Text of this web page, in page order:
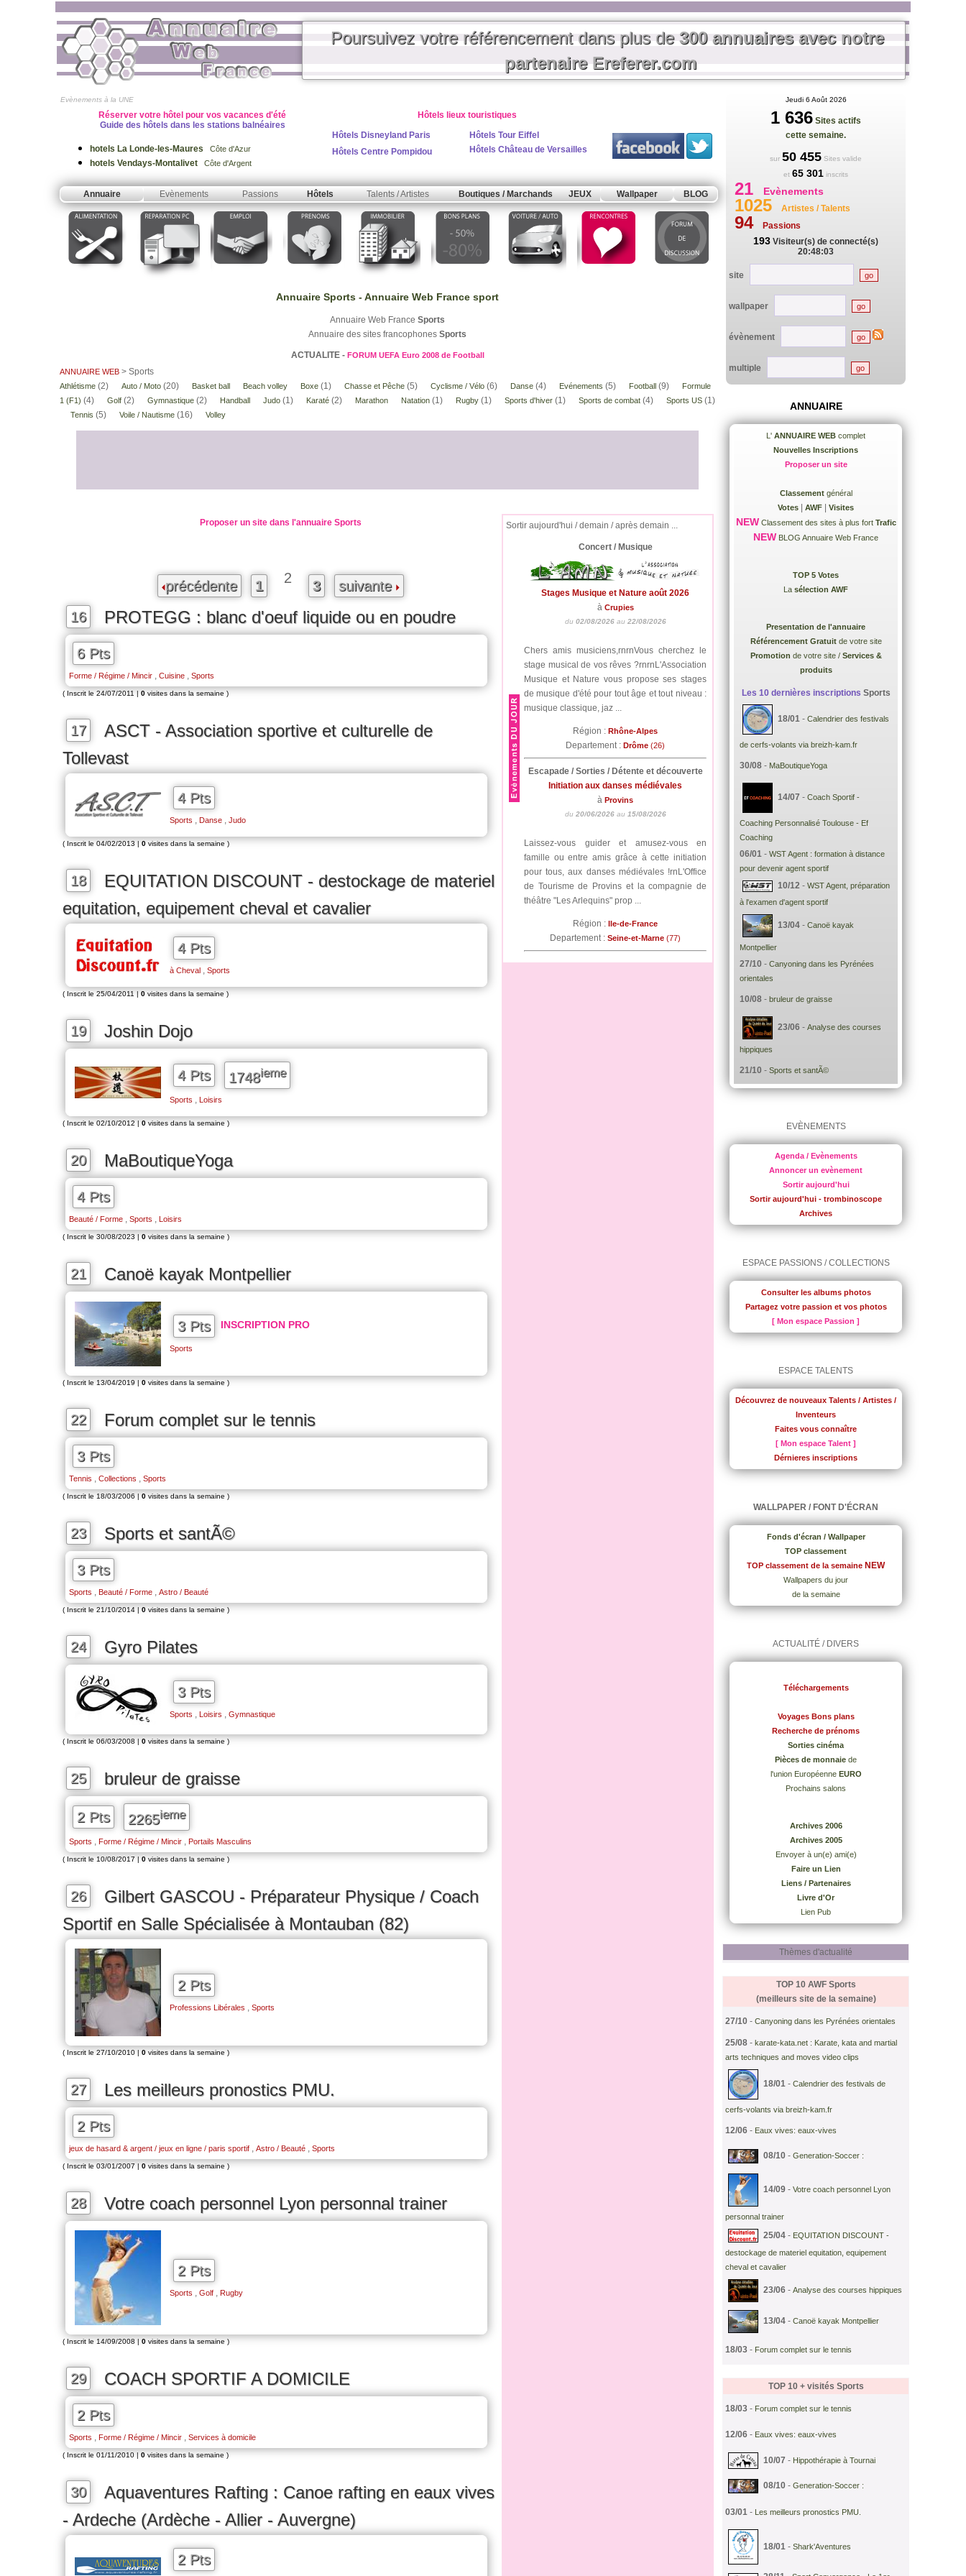
Poursuivez votre référencement dans plus de300 annuaires avec notre
partenaire Ereferer.com
Evènements à la UNE
Réserver votre hôtel pour vos vacances d'été
Guide des hôtels dans les stations balnéaires
hotels La Londe-les-Maures Côte d'Azur
hotels Vendays-Montalivet Côte d'Argent
Hôtels lieux touristiques
Hôtels Disneyland Paris
Hôtels Tour Eiffel
Hôtels Centre Pompidou
Hôtels Château de Versailles
Annuaire Evènements Passions Hôtels Talents / Artistes Boutiques / Marchands JEUX Wallpaper BLOG
Annuaire Sports - Annuaire Web France sport
Annuaire Web France Sports
Annuaire des sites francophones Sports
ACTUALITE - FORUM UEFA Euro 2008 de Football
ANNUAIRE WEB > Sports
Athlétisme (2) Auto / Moto (20) Basket ball Beach volley Boxe (1) Chasse et Pêche (5) Cyclisme / Vélo (6) Danse (4) Evénements (5) Football (9)
Formule
1 (F1) (4) Golf (2) Gymnastique (2) Handball Judo (1) Karaté (2) Marathon Natation (1) Rugby (1) Sports d'hiver (1) Sports de combat (4) Sports US (1)
Tennis (5) Voile / Nautisme (16) Volley
Proposer un site dans l'annuaire Sports
précédente 1 2 3
suivante
16
PROTEGG : blanc d'oeuf liquide ou en poudre
6 Pts
Forme / Régime / Mincir , Cuisine , Sports
( Inscrit le 24/07/2011 | 0 visites dans la semaine )
17
ASCT - Association sportive et culturelle de
Tollevast
4 Pts
Sports , Danse , Judo
( Inscrit le 04/02/2013 | 0 visites dans la semaine )
18
EQUITATION DISCOUNT - destockage de materiel
equitation, equipement cheval et cavalier
4 Pts
à Cheval , Sports
( Inscrit le 25/04/2011 | 0 visites dans la semaine )
19 Joshin Dojo
4 Pts 1748ieme
Sports Loisirs
( Inscrit le 02/10/2012 | 0 visites dans la semaine )
20 MaBoutiqueYoga
4 Pts
Beauté / Forme , Sports , Loisirs
( Inscrit le 30/08/2023 | 0 visites dans la semaine )
21 Canoë kayak Montpellier
3 Pts INSCRIPTION PRO
Sports
( Inscrit le 13/04/2019 | 0 visites dans la semaine )
22 Forum complet sur le tennis
3 Pts
Tennis , Collections , Sports
( Inscrit le 18/03/2006 | 0 visites dans la semaine )
23 Sports et santÃ©
3 Pts
Sports , Beauté / Forme , Astro / Beauté
( Inscrit le 21/10/2014 | 0 visites dans la semaine )
24 Gyro Pilates
3 Pts
Sports , Loisirs , Gymnastique
( Inscrit le 06/03/2008 | 0 visites dans la semaine )
25 bruleur de graisse
2 Pts 2265ieme
Sports Forme / Régime / Mincir Portails Masculins
( Inscrit le 10/08/2017 | 0 visites dans la semaine )
26
Gilbert GASCOU - Préparateur Physique / Coach
Sportif en Salle Spécialisée à Montauban (82)
2 Pts
Professions Libérales , Sports
( Inscrit le 27/10/2010 | 0 visites dans la semaine )
27 Les meilleurs pronostics PMU.
2 Pts
jeux de hasard & argent / jeux en ligne / paris sportif , Astro / Beauté , Sports
( Inscrit le 03/01/2007 | 0 visites dans la semaine )
28 Votre coach personnel Lyon personnal trainer
2 Pts
Sports , Golf , Rugby
( Inscrit le 14/09/2008 | 0 visites dans la semaine )
29 COACH SPORTIF A DOMICILE
2 Pts
Sports , Forme / Régime / Mincir , Services à domicile
( Inscrit le 01/11/2010 | 0 visites dans la semaine )
30
Aquaventures Rafting : Canoe rafting en eaux vives
- Ardeche (Ardèche - Allier - Auvergne)
2 Pts
Sortir aujourd'hui / demain / après demain ...
Concert / Musique
Stages Musique et Nature août 2026
à Crupies
du 02/08/2026au 22/08/2026
Chers amis musiciens,rnrnVous cherchez le
stage musical de vos rêves ?rnrnL'Association
Musique et Nature vous propose ses stages
de musique d'été pour tout âge et tout niveau :
musique classique, jaz ...
Région : Rhône-Alpes
Departement : Drôme (26)
Escapade / Sorties / Détente et découverte
Initiation aux danses médiévales
à Provins
du 20/06/2026au 15/08/2026
Laissez-vous guider et amusez-vous en
famille ou entre amis grâce à cette initiation
pour tous, aux danses médiévales !rnL'Office
de Tourisme de Provins et la compagnie de
théâtre "Les Arlequins" prop ...
Région : Ile-de-France
Departement : Seine-et-Marne (77)
Jeudi 6 Août 2026
1 636 Sites actifs
cette semaine.
sur 50 455 Sites valide
et 65 301 inscrits
21 Evènements
1025 Artistes / Talents
94 Passions
193 Visiteur(s) de connecté(s)
20:48:03
site
wallpaper
évènement
multiple
ANNUAIRE
L' ANNUAIRE WEB complet
Nouvelles Inscriptions
Proposer un site
Classementgénéral
Votes
AWF Visites
NEWClassement des sites à plus fort Trafic
NEW BLOG Annuaire Web France
TOP 5 Votes
La sélection AWF
Presentation de l'annuaire
Référencement Gratuitde votre site
Promotion de votre site / Services &
produits
Les 10 dernières inscriptions Sports
18/01 - Calendrier des festivals
de cerfs-volants via breizh-kam.fr
30/08 - MaBoutiqueYoga
14/07 - Coach Sportif -
Coaching Personnalisé Toulouse - Ef
Coaching
06/01 - WST Agent : formation à distance
pour devenir agent sportif
10/12 - WST Agent, préparation
à l'examen d'agent sportif
13/04 - Canoë kayak
Montpellier
27/10 - Canyoning dans les Pyrénées
orientales
10/08 - bruleur de graisse
23/06 - Analyse des courses
hippiques
21/10 - Sports et santÃ©
EVÈNEMENTS
Agenda / Evènements
Annoncer un evènement
Sortir aujourd'hui
Sortir aujourd'hui - trombinoscope
Archives
ESPACE PASSIONS / COLLECTIONS
Consulter les albums photos
Partagez votre passion et vos photos
[ Mon espace Passion ]
ESPACE TALENTS
Découvrez de nouveaux Talents / Artistes /
Inventeurs
Faites vous connaître
[ Mon espace Talent ]
Dérnieres inscriptions
WALLPAPER / FONT D'ÉCRAN
Fonds d'écran / Wallpaper
TOP classement
TOP classement de la semaine NEW
Wallpapers du jour
de la semaine
ACTUALITÉ / DIVERS
Téléchargements
Voyages Bons plans
Recherche de prénoms
Sorties cinéma
Pièces de monnaie de
l'union Européenne EURO
Prochains salons
Archives 2006
Archives 2005
Envoyer à un(e) ami(e)
Faire un Lien
Liens / Partenaires
Livre d'Or
Lien Pub
Thèmes d'actualité
TOP 10 AWF Sports
(meilleurs site de la semaine)
27/10 - Canyoning dans les Pyrénées orientales
25/08 - karate-kata.net : Karate, kata and martial
arts techniques and moves video clips
18/01 - Calendrier des festivals de
cerfs-volants via breizh-kam.fr
12/06 - Eaux vives: eaux-vives
08/10 - Generation-Soccer :
14/09 - Votre coach personnel Lyon
personnal trainer
25/04 - EQUITATION DISCOUNT -
destockage de materiel equitation, equipement
cheval et cavalier
23/06 - Analyse des courses hippiques
13/04 - Canoë kayak Montpellier
18/03 - Forum complet sur le tennis
TOP 10 + visités Sports
18/03 - Forum complet sur le tennis
12/06 - Eaux vives: eaux-vives
10/07 - Hippothérapie à Tournai
08/10 - Generation-Soccer :
03/01 - Les meilleurs pronostics PMU.
18/01 - Shark'Aventures